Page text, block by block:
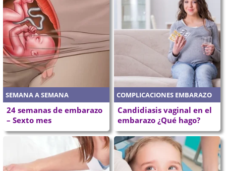
SEMANA A SEMANA
24 semanas de embarazo
– Sexto mes
COMPLICACIONES EMBARAZO
Candidiasis vaginal en el
embarazo ¿Qué hago?